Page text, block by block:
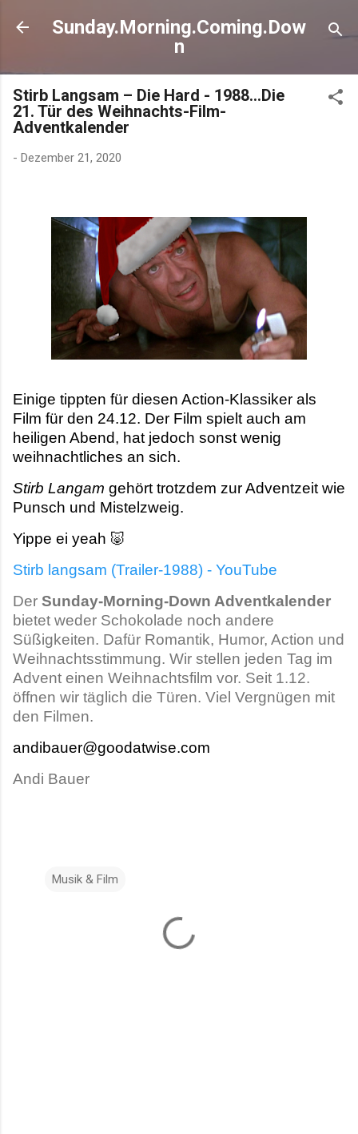
Direkt zum Hauptbereich
Sunday.Morning.Coming.Dow
n
Stirb Langsam – Die Hard - 1988…Die
21. Tür des Weihnachts-Film-
Adventkalender
- Dezember 21, 2020
Einige tippten für diesen Action-Klassiker als
Film für den 24.12. Der Film spielt auch am
heiligen Abend, hat jedoch sonst wenig
weihnachtliches an sich.
Stirb Langam gehört trotzdem zur Adventzeit wie
Punsch und Mistelzweig.
Yippe ei yeah 🐷
Stirb langsam (Trailer-1988) - YouTube
Der Sunday-Morning-Down Adventkalender
bietet weder Schokolade noch andere
Süßigkeiten. Dafür Romantik, Humor, Action und
Weihnachtsstimmung. Wir stellen jeden Tag im
Advent einen Weihnachtsfilm vor. Seit 1.12.
öffnen wir täglich die Türen. Viel Vergnügen mit
den Filmen.
andibauer@goodatwise.com
Andi Bauer
Musik & Film